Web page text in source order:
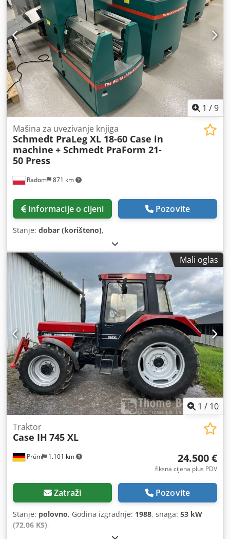
1 /9
Radom 871 km
Mašina za uvezivanje knjiga
Schmedt PraLeg XL 18-60 Case in
machine + Schmedt PraForm 21-
50 Press
Informacije o cijeni Pozovite
Stanje: dobar (korišteno),
Mali oglas
1 / 10
Prüm 1.101 km
Traktor
Case IH 745 XL
24.500 €
fiksna cijena plus PDV
Zatraži Pozovite
Stanje: polovno, Godina izgradnje: 1988, snaga: 53 kW
(72,06 KS),